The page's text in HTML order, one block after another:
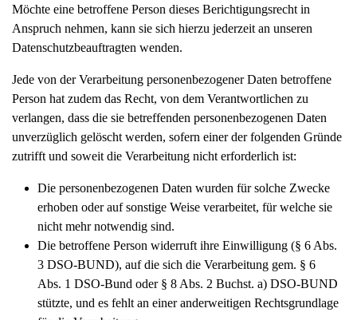
Möchte eine betroffene Person dieses Berichtigungsrecht in
Anspruch nehmen, kann sie sich hierzu jederzeit an unseren
Datenschutzbeauftragten wenden.
Jede von der Verarbeitung personenbezogener Daten betroffene
Person hat zudem das Recht, von dem Verantwortlichen zu
verlangen, dass die sie betreffenden personenbezogenen Daten
unverzüglich gelöscht werden, sofern einer der folgenden Gründe
zutrifft und soweit die Verarbeitung nicht erforderlich ist:
Die personenbezogenen Daten wurden für solche Zwecke
erhoben oder auf sonstige Weise verarbeitet, für welche sie
nicht mehr notwendig sind.
Die betroffene Person widerruft ihre Einwilligung (§ 6 Abs.
3 DSO-BUND), auf die sich die Verarbeitung gem. § 6
Abs. 1 DSO-Bund oder § 8 Abs. 2 Buchst. a) DSO-BUND
stützte, und es fehlt an einer anderweitigen Rechtsgrundlage